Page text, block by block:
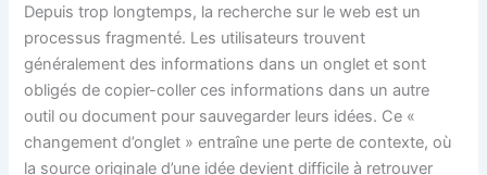
Depuis trop longtemps, la recherche sur le web est un
processus fragmenté. Les utilisateurs trouvent
généralement des informations dans un onglet et sont
obligés de copier-coller ces informations dans un autre
outil ou document pour sauvegarder leurs idées. Ce «
changement d’onglet » entraîne une perte de contexte, où
la source originale d’une idée devient difficile à retrouver